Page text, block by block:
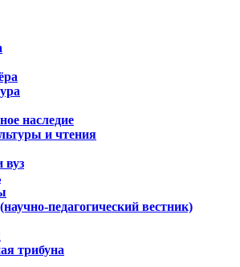
наследие
и чтения
педагогический вестник)
трибуна